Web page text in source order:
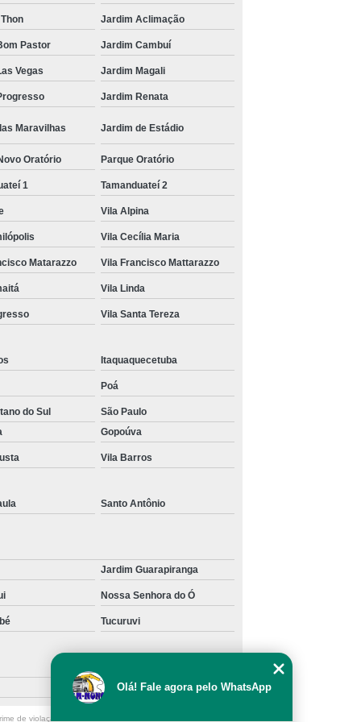
Transporte com Munck em Sp
Munck
Transporte de Máquinas
Caminhão para Transporte de Containers
de Containers
com Caminhão Munck
Empresas de Transporte de Containers
Remoção de Container com Munck
de Container com Caminhão Munck
Transporte de Containers com Munck
Transporte de Equipamentos Agrícolas
Transporte de Equipamentos Industriais
Transporte de Máquinas Agrícolas
Transporte de Máquinas de Munck
Transporte de Máquinas Pesadas
de Máquinas
Jardim Aclimação
Pastor Jardim Cambuí
Vegas Jardim Magali
Jardim Renata
Maravilhas Jardim de Estádio
Oratório Parque Oratório
1 Tamanduateí 2
Vila Alpina
Vila Cecília Maria
Matarazzo Vila Francisco Mattarazzo
Vila Linda
Vila Santa Tereza
Itaquaquecetuba
Poá
do Sul
São Paulo
Gopoúva
Vila Barros
Santo Antônio
Jardim Guarapiranga
Nossa Senhora do Ó
Tucuruvi
de violação de direito autoral – artigo 184 do Código Penal
Olá! Fale agora pelo WhatsApp